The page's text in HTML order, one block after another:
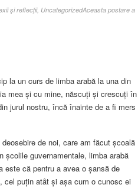
şi reflecţii, UncategorizedAceasta postare a
la un curs de limba arabă la una din
mea și cu mine, născuți și crescuți în
jurul nostru, încă înainte de a fi mers
de noi, care am făcut școală
școlile guvernamentale, limba arabă
este că pentru a avea o șansă de
cel puțin atât și așa cum o cunosc ei